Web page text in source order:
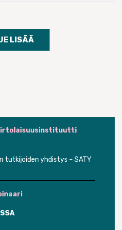
LISÄÄ
tutkijoiden yhdistys – SATY